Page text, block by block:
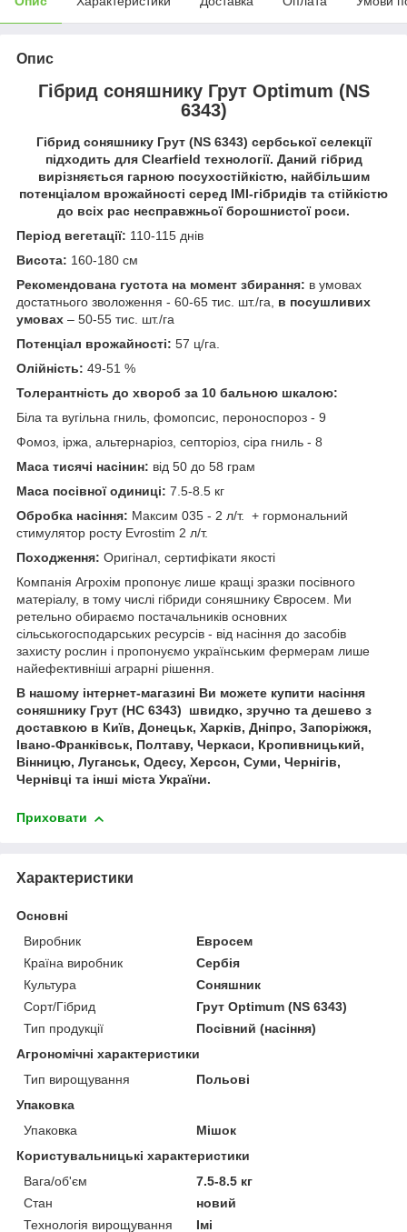
Опис
Гібрид соняшнику Грут Оptimum (NS
6343)
Гібрид соняшнику Грут (NS 6343) сербської селекції
підходить для Clearfield технології. Даний гібрид
вирізняється гарною посухостійкістю, найбільшим
потенціалом врожайності серед ІМІ-гібридів та стійкістю
до всіх рас несправжньої борошнистої роси.
Період вегетації: 110-115 днів
Висота: 160-180 см
Рекомендована густота на момент збирання: в умовах
достатнього зволоження - 60-65 тис. шт./га, в посушливих
умовах – 50-55 тис. шт./га
Потенціал врожайності: 57 ц/га.
Олійність: 49-51 %
Толерантність до хвороб за 10 бальною шкалою:
Біла та вугільна гниль, фомопсис, пероноспороз - 9
Фомоз, іржа, альтернаріоз, септоріоз, сіра гниль - 8
Маса тисячі насінин: від 50 до 58 грам
Маса посівної одиниці: 7.5-8.5 кг
Обробка насіння: Максим 035 - 2 л/т. + гормональний
стимулятор росту Evrostim 2 л/т.
Походження: Оригінал, сертифікати якості
Компанія Агрохім пропонує лише кращі зразки посівного
матеріалу, в тому числі гібриди соняшнику Євросем. Ми
ретельно обираємо постачальників основних
сільськогосподарських ресурсів - від насіння до засобів
захисту рослин і пропонуємо українським фермерам лише
найефективніші аграрні рішення.
В нашому інтернет-магазині Ви можете купити насіння
соняшнику Грут (НС 6343) швидко, зручно та дешево з
доставкою в Київ, Донецьк, Харків, Дніпро, Запоріжжя,
Івано-Франківськ, Полтаву, Черкаси, Кропивницький,
Вінницю, Луганськ, Одесу, Херсон, Суми, Чернігів,
Чернівці та інші міста України.
Приховати
Характеристики
Основні
Виробник
Евросем
Країна виробник
Сербія
Культура
Соняшник
Сорт/Гібрид
Грут Оptimum (NS 6343)
Тип продукції
Посівний (насіння)
Агрономічні характеристики
Тип вирощування
Польові
Упаковка
Упаковка
Мішок
Користувальницькі характеристики
Вага/об'єм
7.5-8.5 кг
Стан
новий
Технологія вирощування
Імі